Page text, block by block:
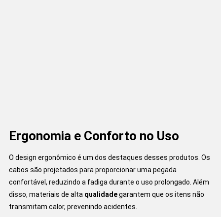
Ergonomia e Conforto no Uso
O design ergonômico é um dos destaques desses produtos. Os
cabos são projetados para proporcionar uma pegada
confortável, reduzindo a fadiga durante o uso prolongado. Além
disso, materiais de alta qualidadegarantem que os itens não
transmitam calor, prevenindo acidentes.